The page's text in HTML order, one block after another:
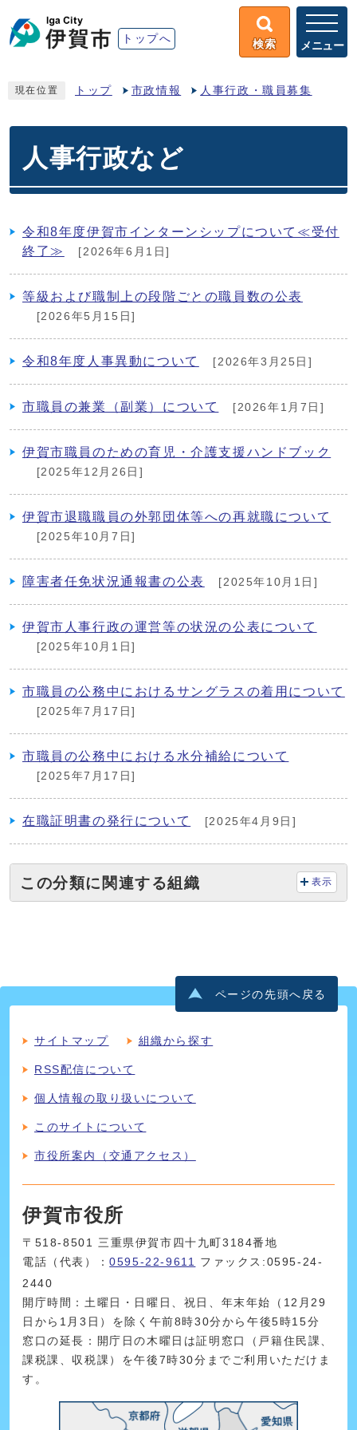
トップへ 検索 メニュー
現在位置 トップ 市政情報 人事行政・職員募集
人事行政など
令和8年度伊賀市インターンシップについて≪受付
終了≫
[2026年6月1日]
等級および職制上の段階ごとの職員数の公表
[2026年5月15日]
令和8年度人事異動について [2026年3月25日]
市職員の兼業（副業）について [2026年1月7日]
伊賀市職員のための育児・介護支援ハンドブック
[2025年12月26日]
伊賀市退職職員の外郭団体等への再就職について
[2025年10月7日]
障害者任免状況通報書の公表 [2025年10月1日]
伊賀市人事行政の運営等の状況の公表について
[2025年10月1日]
市職員の公務中におけるサングラスの着用について
[2025年7月17日]
市職員の公務中における水分補給について
[2025年7月17日]
在職証明書の発行について [2025年4月9日]
この分類に関連する組織 表示
ページの先頭へ戻る
サイトマップ 組織から探す
RSS配信について
個人情報の取り扱いについて
このサイトについて
市役所案内（交通アクセス）
伊賀市役所
〒518-8501 三重県伊賀市四十九町3184番地
電話（代表）：0595-22-9611
ファックス:0595-24-
2440
開庁時間：土曜日・日曜日、祝日、年末年始（12月29
日から1月3日）を除く午前8時30分から午後5時15分
窓口の延長：開庁日の木曜日は証明窓口（戸籍住民課、
課税課、収税課）を午後7時30分までご利用いただけま
す。